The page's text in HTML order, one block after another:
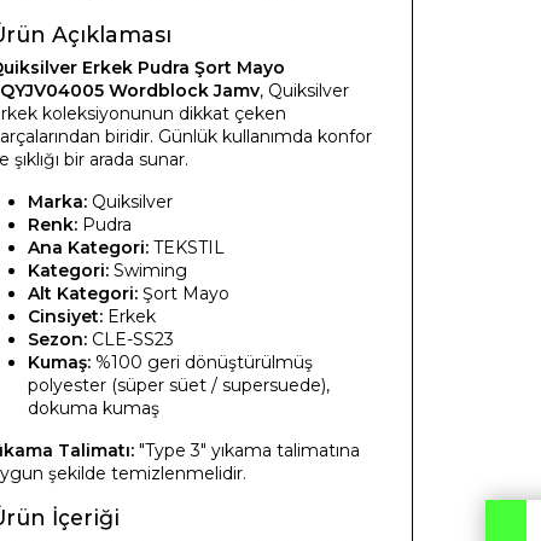
Açıklaması
Erkek Pudra Şort Mayo
Wordblock Jamv, Quiksilver
koleksiyonunun dikkat çeken
biridir. Günlük kullanımda konfor
şıklığı bir arada sunar.
Marka: Quiksilver
Renk: Pudra
Ana Kategori: TEKSTIL
Kategori: Swiming
Alt Kategori: Şort Mayo
Cinsiyet: Erkek
Sezon: CLE-SS23
Kumaş: %100 geri dönüştürülmüş
polyester (süper süet / supersuede),
dokuma kumaş
Talimatı: "Type 3" yıkama talimatına
şekilde temizlenmelidir.
İçeriği